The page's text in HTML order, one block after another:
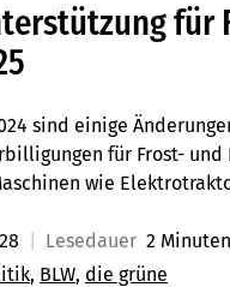
für
sind einige
für Frost- und
wie
Lesedauer 2 Minuten
BLW die grüne